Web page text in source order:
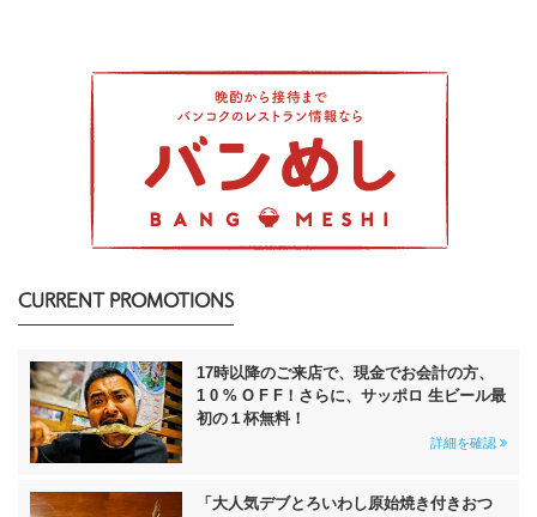
CURRENT PROMOTIONS
17時以降のご来店で、現金でお会計の方、
1 0 % O F F！さらに、サッポロ 生ビール最
初の１杯無料！
詳細を確認
「大人気デブとろいわし原始焼き付きおつ